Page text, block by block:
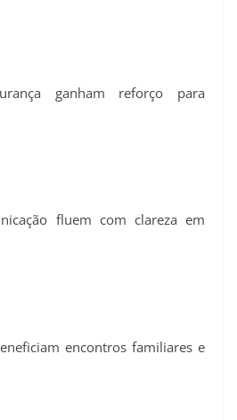
ganham reforço para
fluem com clareza em
encontros familiares e